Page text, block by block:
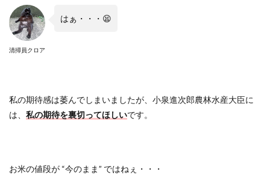
清掃員クロア
はぁ・・・😫
私の期待感は萎んでしまいましたが、小泉進次郎農林水産大臣に
は、 私の期待を裏切ってほしいです。
お米の値段が “今のまま” ではねぇ・・・